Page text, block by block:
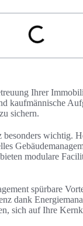
Ihrer
kaufmännische
sichern.
wichtig.
modulare
spürbare
dank
sich auf Ihre